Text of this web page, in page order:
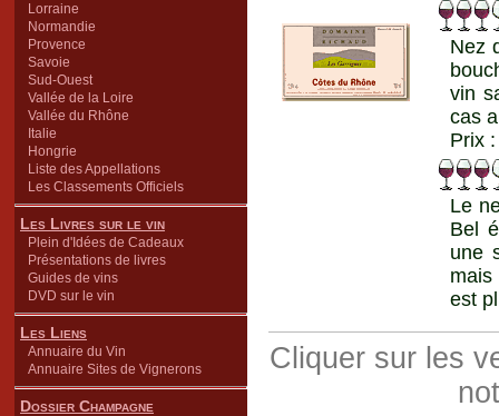
Lorraine
Normandie
Provence
Savoie
Sud-Ouest
Vallée de la Loire
Vallée du Rhône
Italie
Hongrie
Liste des Appellations
Les Classements Officiels
Les Livres sur le vin
Plein d'Idées de Cadeaux
Présentations de livres
Guides de vins
DVD sur le vin
Les Liens
Annuaire du Vin
Annuaire Sites de Vignerons
Dossier Champagne
Nez
vin
cas
Prix
Le
Bel
une
est
Cliquer sur les